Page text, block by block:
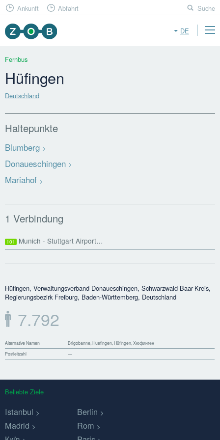
DE
Ankunft Abfahrt Suche
Fernbus
Hüfingen
Deutschland
Haltepunkte
Blumberg
Donaueschingen
Mariahof
1 Verbindung
101 Munich - Stuttgart Airport…
Hüfingen, Verwaltungsverband Donaueschingen, Schwarzwald-Baar-Kreis,
Regierungsbezirk Freiburg, Baden-Württemberg, Deutschland
7.792
Alternative Namen
Brigobanne, Huefingen, Hüfingen, Хюфинген
Postleitzahl
—
Beliebte Ziele
Istanbul
Berlin
Madrid
Rom